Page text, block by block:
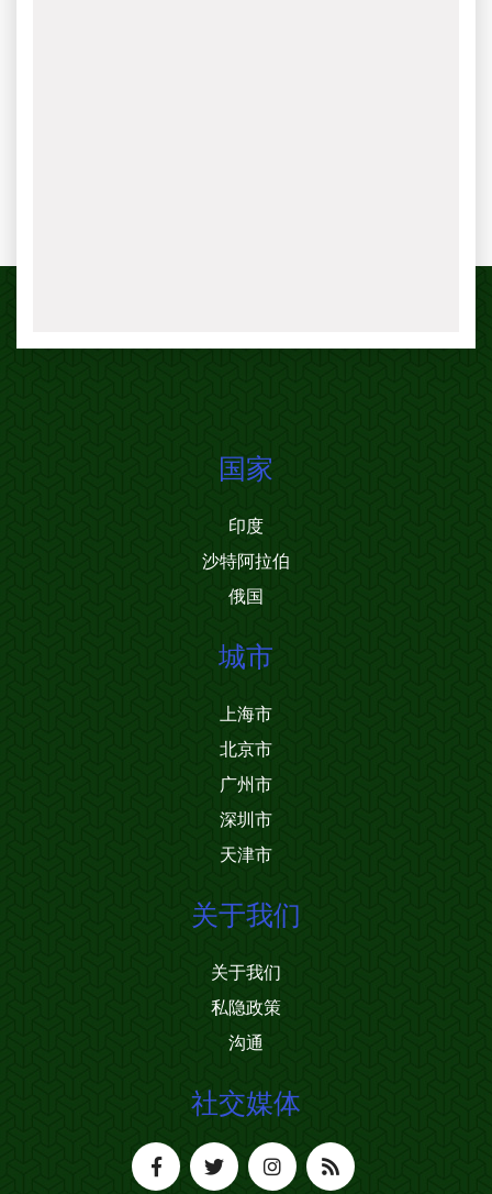
国家
印度
沙特阿拉伯
俄国
城市
上海市
北京市
广州市
深圳市
天津市
关于我们
关于我们
私隐政策
沟通
社交媒体